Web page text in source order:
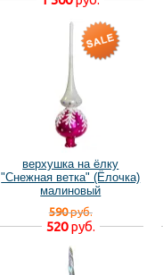
верхушка на ёлку
"Снежная ветка" (Ёлочка)
малиновый
590руб.
520руб.